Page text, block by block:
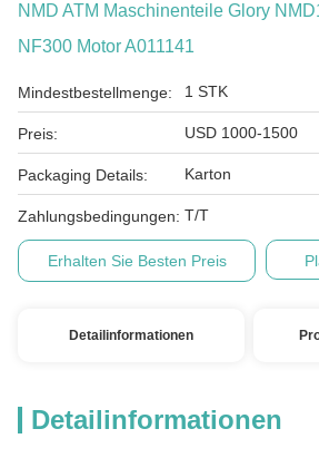
NMD ATM Maschinenteile Glory
NF300 Motor A011141
Mindestbestellmenge: 1 STK
Preis: USD 1000-1500
Packaging Details: Karton
Zahlungsbedingungen: T/T
Erhalten Sie Besten Preis
Detailinformationen
Detailinformationen